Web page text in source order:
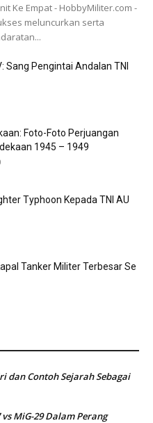
Ke Empat - HobbyMiliter.com -
meluncurkan serta
Sang Pengintai Andalan TNI
Foto-Foto Perjuangan
1945 – 1949
Typhoon Kepada TNI AU
Tanker Militer Terbesar Se
dan Contoh Sejarah Sebagai
MiG-29 Dalam Perang